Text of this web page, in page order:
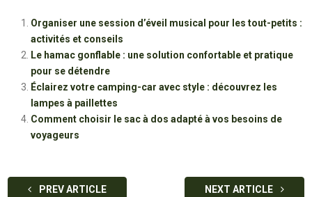
Organiser une session d’éveil musical pour les tout-petits :
activités et conseils
Le hamac gonflable : une solution confortable et pratique
pour se détendre
Éclairez votre camping-car avec style : découvrez les
lampes à paillettes
Comment choisir le sac à dos adapté à vos besoins de
voyageurs
PREV ARTICLE NEXT ARTICLE